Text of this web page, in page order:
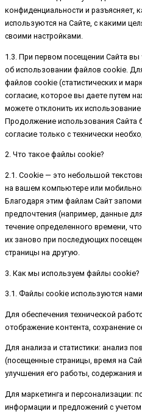
конфиденциальности и разъясняет,
используются на Сайте, с какими
своими настройками.
1.3. При первом посещении Сайта
об использовании файлов cookie.
файлов cookie (статистических и
согласие, которое вы даете путем
можете отклонить их использование
Продолжение использования Сайта
согласие только с технически
2. Что такое файлы cookie?
2.1. Cookie — это небольшой
на вашем компьютере или
Благодаря этим файлам Сайт
предпочтения (например, данные
течение определенного времени,
их заново при последующих
страницы на другую.
3. Как мы используем файлы cookie?
3.1. Файлы cookie используются
Для обеспечения технической
отображение контента, сохранение
Для анализа и статистики: анализ
(посещенные страницы, время на
улучшения его работы, содержания
Для маркетинга и персонализации:
информации и предложений с